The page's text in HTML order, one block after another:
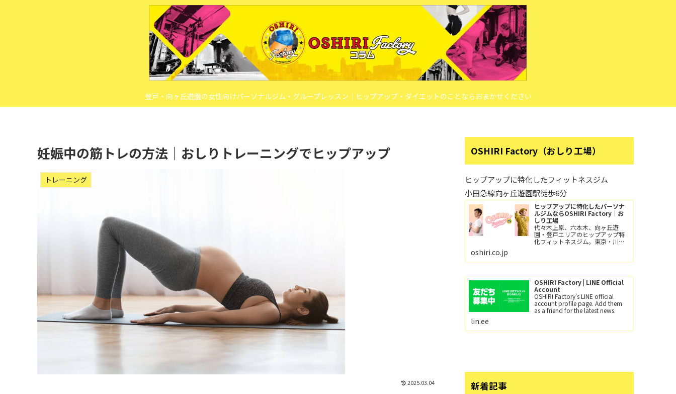
登戸・向ヶ丘遊園の女性向けパーソナルジム・グループレッスン｜ヒップアップ・ダイエットのことならおまかせください
妊娠中の筋トレの方法｜おしりトレーニングでヒップアップ
トレーニング
2025.03.04
OSHIRI Factory（おしり工場）
ヒップアップに特化したフィットネスジム
小田急線向ヶ丘遊園駅徒歩6分
ヒップアップに特化したパーソナ
ルジムならOSHIRI Factory｜お
しり工場
代々木上原、六本木、向ヶ丘遊
園・登戸エリアのヒップアップ特
化フィットネスジム。東京・川崎
プレッスン（レッツ！おし
歩6分、登戸駅/徒歩12分。
oshiri.co.jp
OSHIRI Factory | LINE Official
Account
OSHIRI Factory's LINE official
account profile page. Add them
as a friend for the latest news.
lin.ee
新着記事